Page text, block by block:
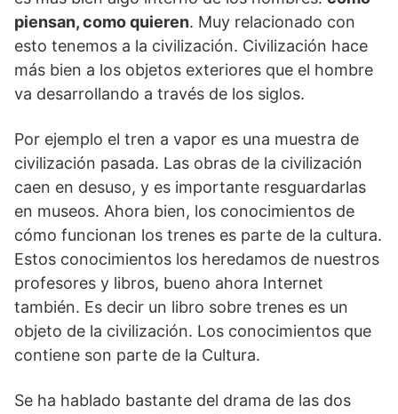
piensan, como quieren. Muy relacionado con
esto tenemos a la civilización. Civilización hace
más bien a los objetos exteriores que el hombre
va desarrollando a través de los siglos.
Por ejemplo el tren a vapor es una muestra de
civilización pasada. Las obras de la civilización
caen en desuso, y es importante resguardarlas
en museos. Ahora bien, los conocimientos de
cómo funcionan los trenes es parte de la cultura.
Estos conocimientos los heredamos de nuestros
profesores y libros, bueno ahora Internet
también. Es decir un libro sobre trenes es un
objeto de la civilización. Los conocimientos que
contiene son parte de la Cultura.
Se ha hablado bastante del drama de las dos